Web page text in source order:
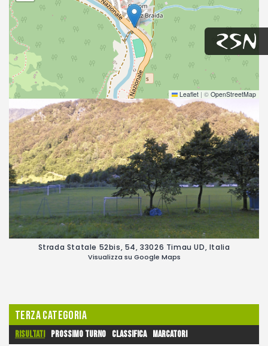
Leaflet | © OpenStreetMap
Strada Statale 52bis, 54, 33026 Timau UD, Italia
Visualizza su Google Maps
Terza Categoria
Risultati Prossimo turno Classifica Marcatori